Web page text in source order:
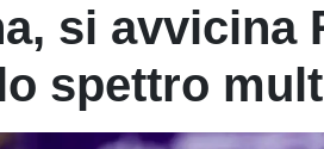
si avvicina
spettro